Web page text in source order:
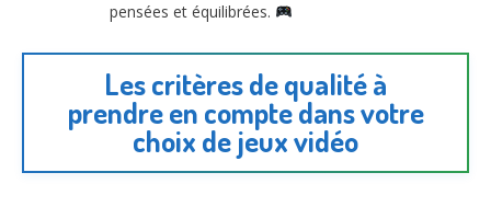
pensées et équilibrées.
Les critères de qualité à
prendre en compte dans votre
choix de jeux vidéo